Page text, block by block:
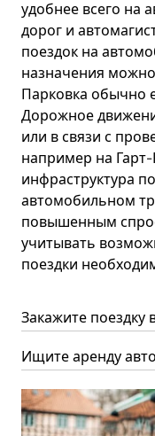
удобнее всего на
дорог и
поездок на
назначения
Парковка обычно
Дорожное
или в связи с
например на Гарт-
инфраструктура
автомобильном
повышенным
учитывать
поездки
Закажите поездку
Ищите аренду